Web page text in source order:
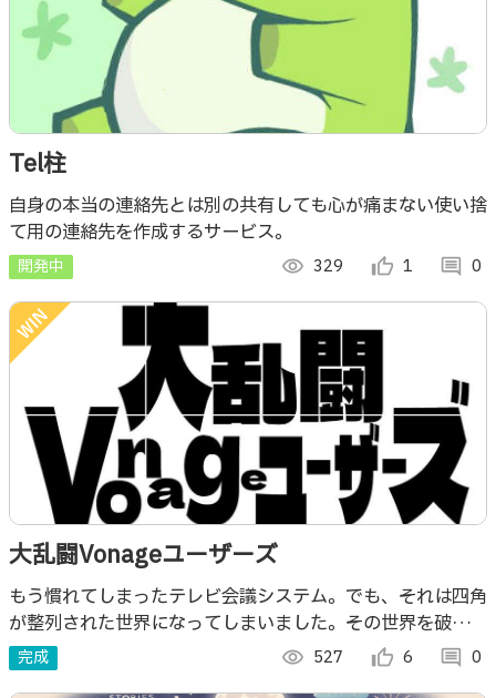
Tel柱
自身の本当の連絡先とは別の共有しても心が痛まない使い捨
て用の連絡先を作成するサービス。
開発中 visibility 329 thumb_up_alt 1 comment 0
大乱闘Vonageユーザーズ
もう慣れてしまったテレビ会議システム。でも、それは四角
が整列された世界になってしまいました。その世界を破壊す
るためにVonageの力を借りてあたらしい会議をしましょ
う！
完成 visibility 527 thumb_up_alt 6 comment 0